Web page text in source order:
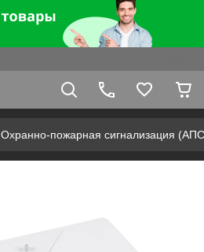
Охранно-пожарная сигнализация